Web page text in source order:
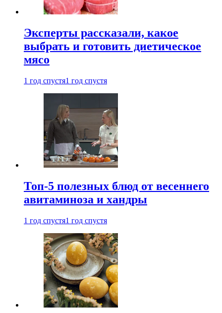
Эксперты рассказали, какое
выбрать и готовить диетическое
мясо
1 год спустя1 год спустя
Топ-5 полезных блюд от весеннего
авитаминоза и хандры
1 год спустя1 год спустя